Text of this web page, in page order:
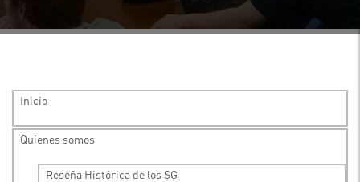
Inicio
Quienes somos
Reseña Histórica de los SG